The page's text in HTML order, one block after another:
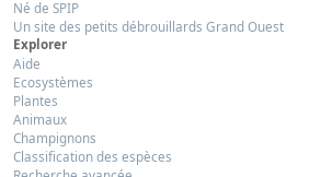
Né de SPIP
Un site des petits débrouillards Grand Ouest
Explorer
Aide
Ecosystèmes
Plantes
Animaux
Champignons
Classification des espèces